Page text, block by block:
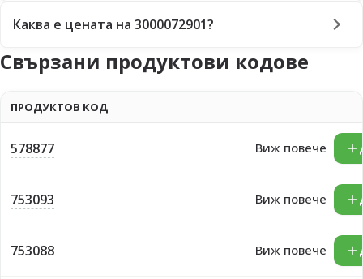
Каква е цената на 3000072901?
Свързани продуктови кодове
ПРОДУКТОВ КОД
578877 Виж повече
753093 Виж повече
753088 Виж повече